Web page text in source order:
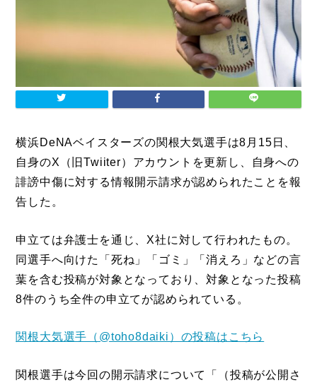
横浜DeNAベイスターズの関根大気選手は8月15日、
自身のX（旧Twiiter）アカウントを更新し、自身への
誹謗中傷に対する情報開示請求が認められたことを報
告した。
申立ては弁護士を通じ、X社に対して行われたもの。
同選手へ向けた「死ね」「ゴミ」「消えろ」などの言
葉を含む投稿が対象となっており、対象となった投稿
8件のうち全件の申立てが認められている。
関根大気選手（@toho8daiki）の投稿はこちら
関根選手は今回の開示請求について「（投稿が公開さ